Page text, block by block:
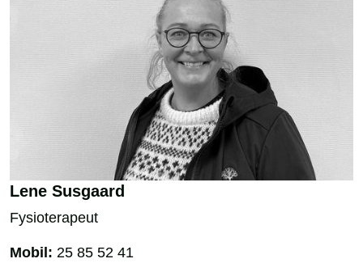
Lene Susgaard
Fysioterapeut
Mobil: 25 85 52 41